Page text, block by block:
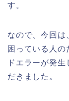
す。
なので、今回は
困っている人
ドエラーが発
だきました。